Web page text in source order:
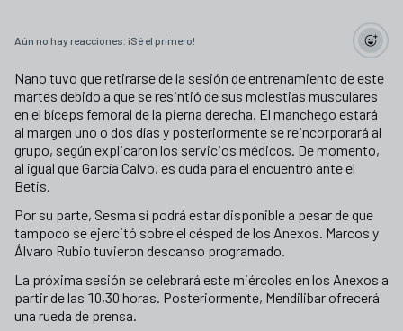
Aún no hay reacciones. ¡Sé el primero!
Nano tuvo que retirarse de la sesión de entrenamiento de este
martes debido a que se resintió de sus molestias musculares
en el bíceps femoral de la pierna derecha. El manchego estará
al margen uno o dos días y posteriormente se reincorporará al
grupo, según explicaron los servicios médicos. De momento,
al igual que García Calvo, es duda para el encuentro ante el
Betis.
Por su parte, Sesma sí podrá estar disponible a pesar de que
tampoco se ejercitó sobre el césped de los Anexos. Marcos y
Álvaro Rubio tuvieron descanso programado.
La próxima sesión se celebrará este miércoles en los Anexos a
partir de las 10,30 horas. Posteriormente, Mendilibar ofrecerá
una rueda de prensa.